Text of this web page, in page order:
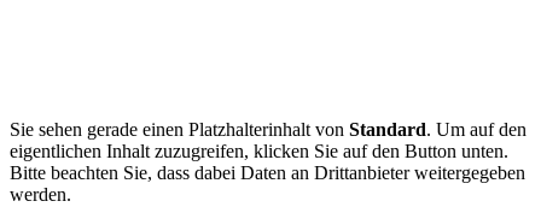
Sie sehen gerade einen Platzhalterinhalt von Standard. Um auf den
eigentlichen Inhalt zuzugreifen, klicken Sie auf den Button unten.
Bitte beachten Sie, dass dabei Daten an Drittanbieter weitergegeben
werden.